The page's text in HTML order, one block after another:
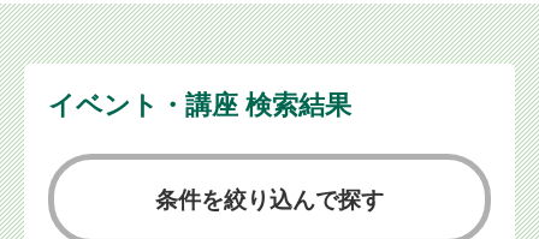
イベント・講座 検索結果
条件を絞り込んで探す